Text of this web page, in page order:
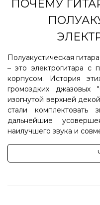
ПОЧЕМУ
Полуакустическая
– это электрогитара с
корпусом. История
громоздких джазовых
изогнутой верхней
стали комплектовать
дальнейшие
наилучшего звука и